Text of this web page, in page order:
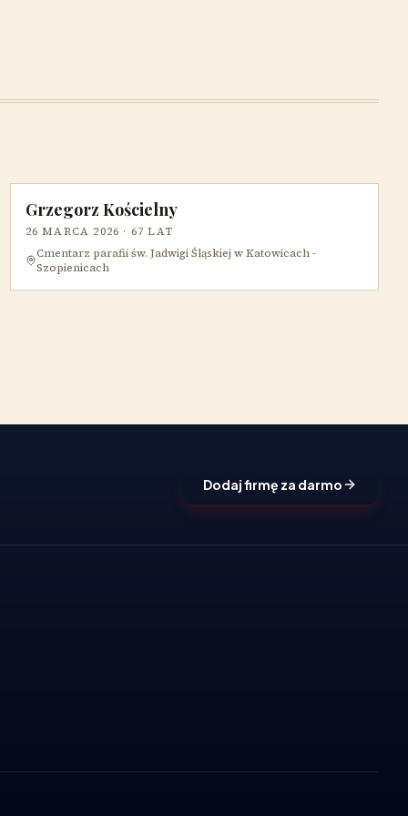
Grzegorz Kościelny
26 MARCA 2026 · 67 LAT
Cmentarz parafii św. Jadwigi Śląskiej w Katowicach -
Szopienicach
Dodaj firmę za darmo